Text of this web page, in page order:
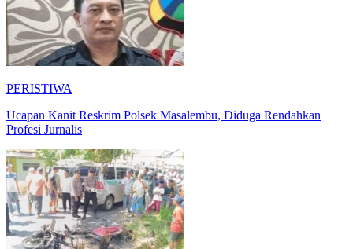
PERISTIWA
Ucapan Kanit Reskrim Polsek Masalembu, Diduga Rendahkan
Profesi Jurnalis